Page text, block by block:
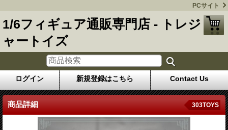
PCサイト
1/6フィギュア通販専門店 - トレジ
ャートイズ
ログイン 新規登録はこちら Contact Us
商品詳細 303TOYS